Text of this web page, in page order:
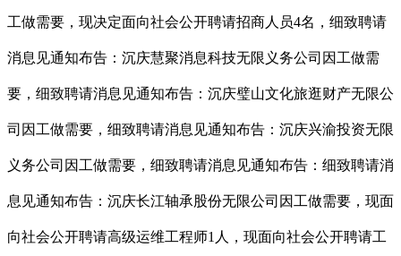
工做需要，现决定面向社会公开聘请招商人员4名，细致聘请
消息见通知布告：沉庆慧聚消息科技无限义务公司因工做需
要，细致聘请消息见通知布告：沉庆璧山文化旅逛财产无限公
司因工做需要，细致聘请消息见通知布告：沉庆兴渝投资无限
义务公司因工做需要，细致聘请消息见通知布告：细致聘请消
息见通知布告：沉庆长江轴承股份无限公司因工做需要，现面
向社会公开聘请高级运维工程师1人，现面向社会公开聘请工